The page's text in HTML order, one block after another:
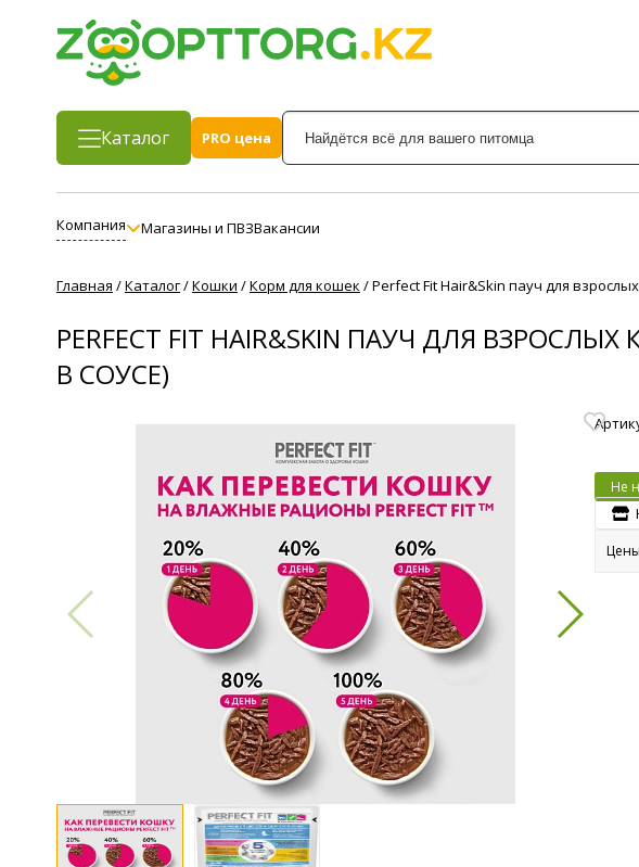
Каталог
PRO цена
Компания Магазины и ПВЗВакансии
Главная /Каталог/Кошки /Корм для кошек /Perfect Fit Hair&Skin пауч для
PERFECT FIT HAIR&SKIN ПАУЧ ДЛЯ
В СОУСЕ)
Не